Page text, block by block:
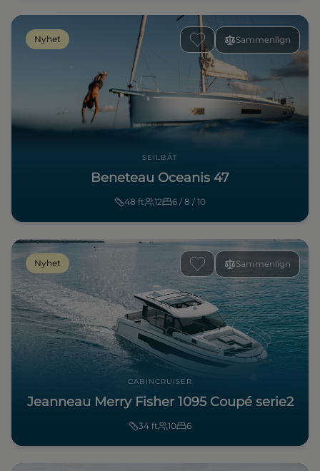
Sammenlign
Nyhet
SEILBÅT
Beneteau Oceanis 47
48 ft 12 6 / 8 / 10
Sammenlign
Nyhet
CABINCRUISER
Jeanneau Merry Fisher 1095 Coupé serie2
34 ft 10 6